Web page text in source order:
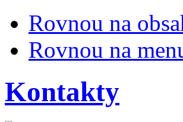
Rovnou na
Rovnou na
Kontakty